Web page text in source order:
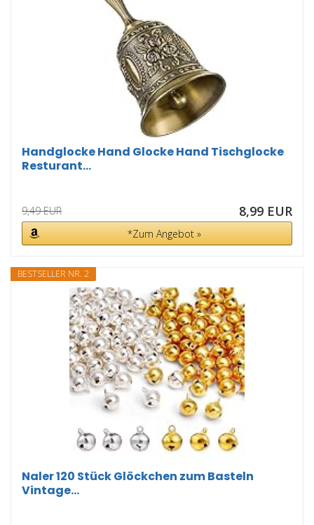
Handglocke Hand Glocke Hand Tischglocke
Resturant...
9,49 EUR 8,99 EUR
*Zum Angebot »
BESTSELLER NR. 2
Naler 120 Stück Glöckchen zum Basteln
Vintage...